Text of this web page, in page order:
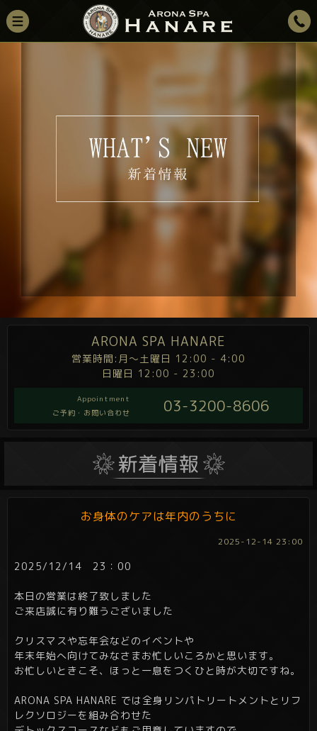
ARONA SPA HANARE
営業時間:月～土曜日 12:00 - 4:00
日曜日 12:00 - 23:00
Appointment
ご予約・お問い合わせ
03-3200-8606
お身体のケアは年内のうちに
2025-12-14 23:00
2025/12/14 23：00
本日の営業は終了致しました
ご来店誠に有り難うございました
クリスマスや忘年会などのイベントや
年末年始へ向けてみなさまお忙しいころかと思います。
お忙しいときこそ、ほっと一息をつくひと時が大切ですね。
ARONA SPA HANARE では全身リンパトリートメントとリフ
レクソロジーを組み合わせた